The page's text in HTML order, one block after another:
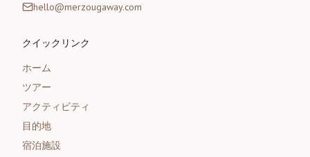
hello@merzougaway.com
クイックリンク
ホーム
ツアー
アクティビティ
目的地
宿泊施設